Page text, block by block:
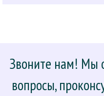
Звоните нам! Мы
вопросы,